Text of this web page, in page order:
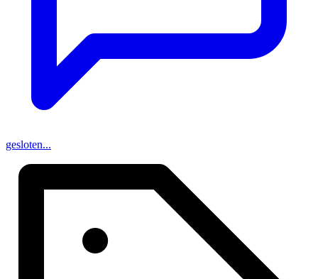
gesloten...